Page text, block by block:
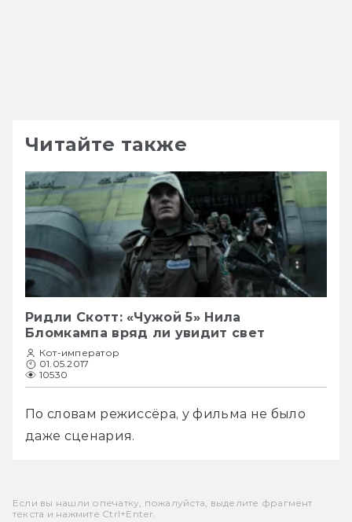
Читайте также
Ридли Скотт: «Чужой 5» Нила
Бломкампа вряд ли увидит свет
Кот-император
01.05.2017
10530
По словам режиссёра, у фильма не было
даже сценария.
Если вы нашли опечатку, пожалуйста, выделите фрагмент
текста и нажмите Ctrl+Enter.